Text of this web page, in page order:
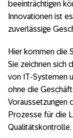
beeinträchtigen
Innovationen ist
zuverlässige
Hier kommen die
Sie zeichnen sich
von IT-Systemen
ohne die
Voraussetzungen
Prozesse für die
Qualitätskontrolle.